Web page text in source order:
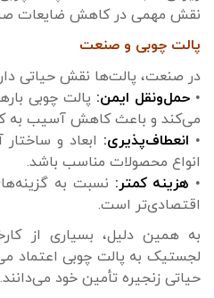
نقش مهمی در کاهش ضایعات
پالت چوبی و صنعت
در صنعت، پالت‌ها نقش حیاتی
• حمل‌ونقل ایمن: پالت چوبی
می‌کند و باعث کاهش آسیب به
• انعطاف‌پذیری: ابعاد و
انواع محصولات مناسب باشد.
• هزینه کمتر: نسبت به
اقتصادی‌تر است.
به همین دلیل، بسیاری از
لجستیک به پالت چوبی اعتماد
حیاتی زنجیره تأمین خود می‌دانند.